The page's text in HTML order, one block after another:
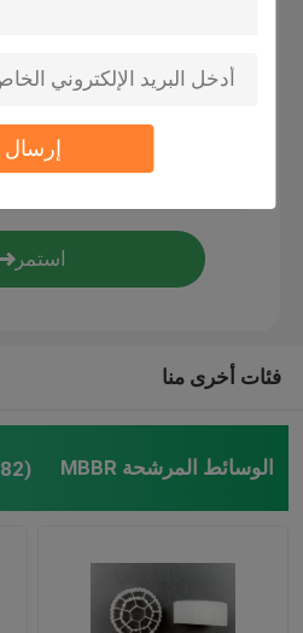
إرسال
وسائل تصفية الكرات البيولوجية
وسائط التصفية الحيوية
معالجة المياه
الوسائط المرشحة البيولوجية
كومة ورقة PVC
فئات أخرى منا
الوسائط المرشحة MBBR (82)